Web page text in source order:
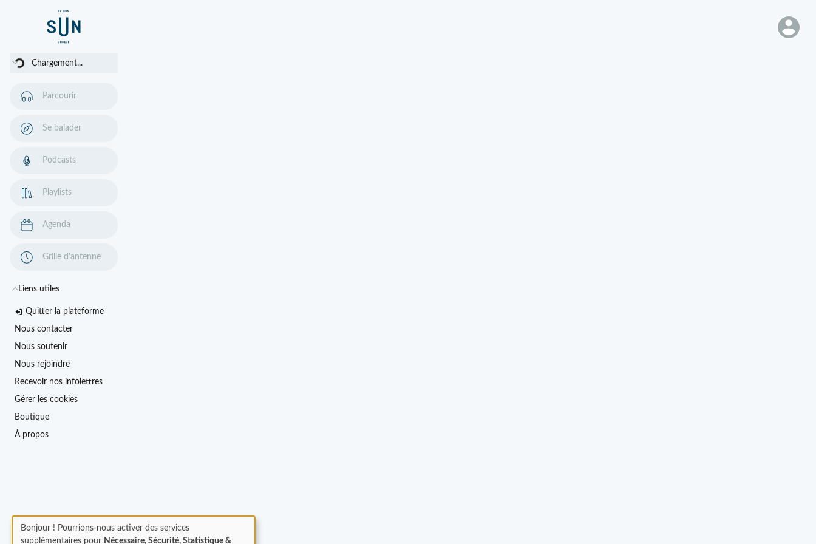
Chargement...
Parcourir
Se balader
Podcasts
Playlists
Agenda
Grille d'antenne
Liens utiles
Quitter la plateforme
Nous contacter
Nous soutenir
Nous rejoindre
Recevoir nos infolettres
Gérer les cookies
Boutique
À propos
Bonjour ! Pourrions-nous activer des services
supplémentaires pour Nécessaire, Sécurité, Statistique &